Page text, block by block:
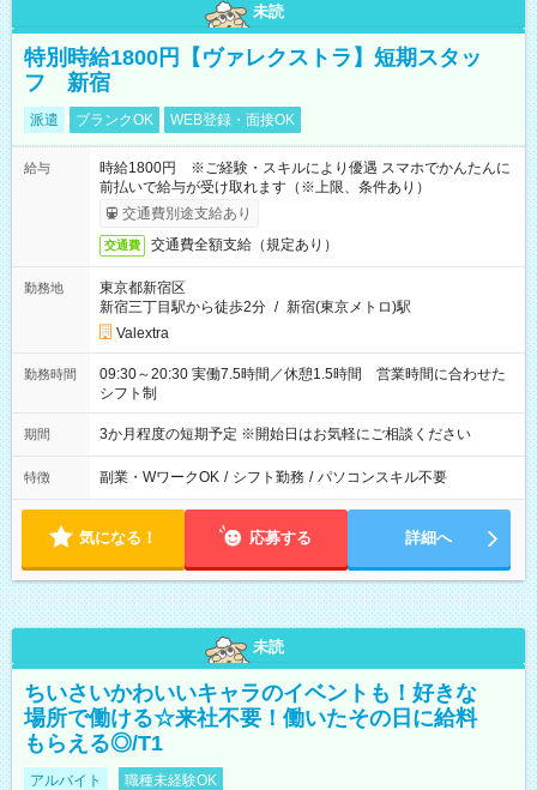
未読
特別時給1800円【ヴァレクストラ】短期スタッ
フ 新宿
派遣 ブランクOK WEB登録・面接OK
給与
時給1800円 ※ご経験・スキルにより優遇 スマホでかんたんに
前払いで給与が受け取れます（※上限、条件あり）
交通費別途支給あり
交通費 交通費全額支給（規定あり）
勤務地
東京都新宿区
新宿三丁目駅から徒歩2分 / 新宿(東京メトロ)駅
Valextra
勤務時間
09:30～20:30 実働7.5時間／休憩1.5時間 営業時間に合わせた
シフト制
期間 3か月程度の短期予定 ※開始日はお気軽にご相談ください
特徴 副業・WワークOK / シフト勤務 / パソコンスキル不要
気になる！ 応募する 詳細へ
未読
ちいさいかわいいキャラのイベントも！好きな
場所で働ける☆来社不要！働いたその日に給料
もらえる◎/T1
アルバイト 職種未経験OK